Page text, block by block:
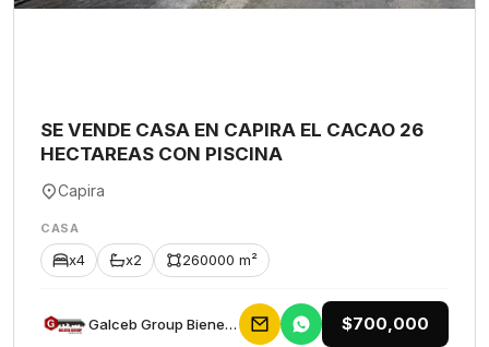
SE VENDE CASA EN CAPIRA EL CACAO 26
HECTAREAS CON PISCINA
Capira
CASA
x4 x2 260000 m²
Galceb Group Bienes Raices $700,000